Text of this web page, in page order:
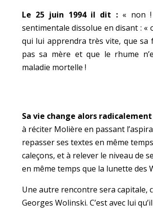
Le 25 juin 1994 il dit : « non
sentimentale dissolue en disant : «
qui lui apprendra très vite, que sa
pas sa mère et que le rhume
maladie mortelle !
Sa vie change alors radicalement
à réciter Molière en passant
repasser ses textes en même
caleçons, et à relever le niveau de
en même temps que la lunette des
Une autre rencontre sera capitale,
Georges Wolinski. C’est avec lui